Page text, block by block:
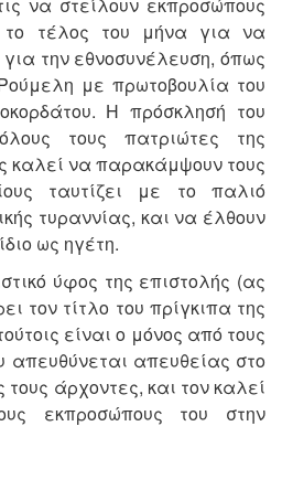
να στείλουν εκπροσώπους
το τέλος του μήνα για να
την εθνοσυνέλευση, όπως
με πρωτοβουλία του
Η πρόσκλησή του
τους πατριώτες της
καλεί να παρακάμψουν τους
ταυτίζει με το παλιό
τυραννίας, και να έλθουν
ως ηγέτη.
ύφος της επιστολής (ας
τον τίτλο του πρίγκιπα της
είναι ο μόνος από τους
απευθύνεται απευθείας στο
άρχοντες, και τον καλεί
εκπροσώπους του στην